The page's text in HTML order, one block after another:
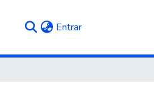
Entrar(current)